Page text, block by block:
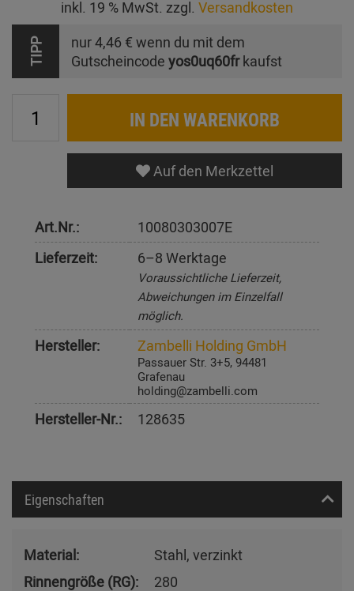
inkl. 19 % MwSt. zzgl. Versandkosten
TIPP nur4,46 € wenn du mit dem
Gutscheincode yos0uq60frkaufst
IN DEN WARENKORB
Auf den Merkzettel
Art.Nr.:
10080303007E
Lieferzeit:
6–8 Werktage
Voraussichtliche Lieferzeit,
Abweichungen im Einzelfall
möglich.
Hersteller: Zambelli Holding GmbH
Passauer Str. 3+5, 94481
Grafenau
holding@zambelli.com
Hersteller-Nr.: 128635
Eigenschaften
Material:
Stahl, verzinkt
Rinnengröße (RG):
280